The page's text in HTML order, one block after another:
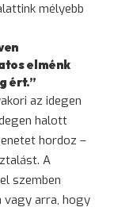
mélyebb
elménk
ért.”
az idegen
halott
hordoz –
A
szemben
vagy arra, hogy